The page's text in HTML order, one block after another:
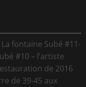
La fontaine Subé #11-
#10 – l’artiste
de 2016
de 39-45 aux